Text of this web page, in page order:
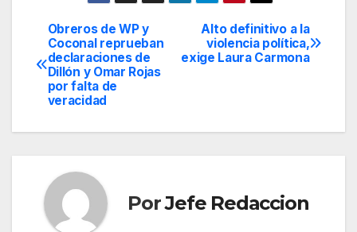
Navegación
de
entradas
Alto definitivo a la
violencia política,
exige Laura Carmona
Obreros de WP y
Coconal reprueban
declaraciones de
Dillón y Omar Rojas
por falta de
veracidad
PorJefe Redaccion